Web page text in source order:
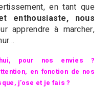
en tant que
enthousiaste, nous
apprendre à marcher,
pour nos envies ?
en fonction de nos
j’ose et je fais ?